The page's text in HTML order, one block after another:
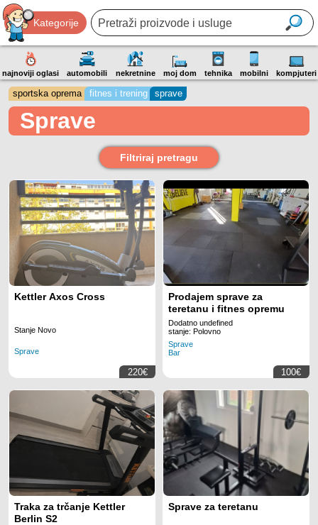
Kategorije
najnoviji oglasi automobili nekretnine moj dom tehnika mobilni kompjuteri
sportska oprema fitnes i trening sprave
Sprave
Filtriraj pretragu
Kettler Axos Cross
Stanje Novo
Sprave
220€
Prodajem sprave za
teretanu i fitnes opremu
Dodatno undefined
stanje: Polovno
Sprave
Bar
100€
Traka za trčanje Kettler
Berlin S2
Sprave za teretanu